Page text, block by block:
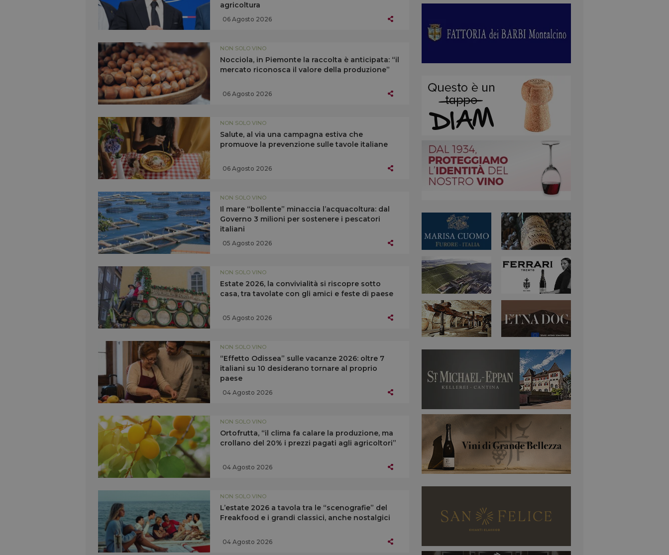
agricoltura
06 Agosto 2026
NON SOLO VINO
Nocciola, in Piemonte la raccolta è anticipata: “il
mercato riconosca il valore della produzione”
06 Agosto 2026
NON SOLO VINO
Salute, al via una campagna estiva che
promuove la prevenzione sulle tavole italiane
06 Agosto 2026
NON SOLO VINO
Il mare “bollente” minaccia l’acquacoltura: dal
Governo 3 milioni per sostenere i pescatori
italiani
05 Agosto 2026
NON SOLO VINO
Estate 2026, la convivialità si riscopre sotto
casa, tra tavolate con gli amici e feste di paese
05 Agosto 2026
NON SOLO VINO
“Effetto Odissea” sulle vacanze 2026: oltre 7
italiani su 10 desiderano tornare al proprio
paese
04 Agosto 2026
NON SOLO VINO
Ortofrutta, “il clima fa calare la produzione, ma
crollano del 20% i prezzi pagati agli agricoltori”
04 Agosto 2026
NON SOLO VINO
L’estate 2026 a tavola tra le “scenografie” del
Freakfood e i grandi classici, anche nostalgici
04 Agosto 2026